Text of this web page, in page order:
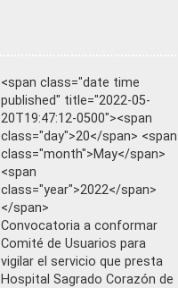
<span class="date time
published" title="2022-05-
20T19:47:12-0500"><span
class="day">20</span> <span
class="month">May</span>
<span
class="year">2022</span>
</span>
Convocatoria a conformar
Comité de Usuarios para
vigilar el servicio que presta
Hospital Sagrado Corazón de